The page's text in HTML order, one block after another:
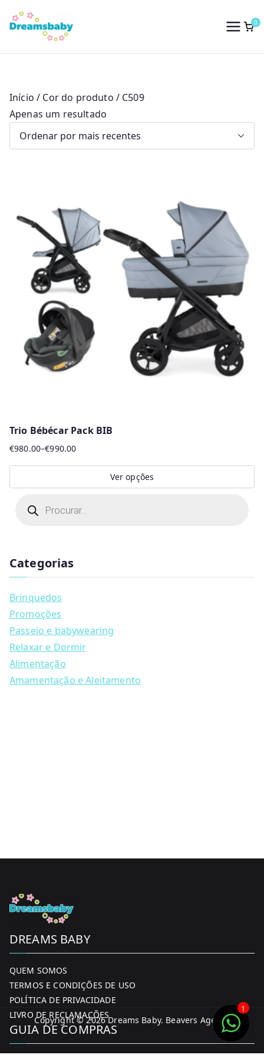
para
conteúdo
Dreams Baby
0
Início / Cor do produto / C509
Apenas um resultado
Trio Bébécar Pack BIB
€980.00–€990.00
Price
range:
€980.00
€990.00
Ver opções
product
variants.
The
options
may
be
chosen
on
the
s
s
a
r
c
h
Categorias
Brinquedos
Promoções
Passeio e babywearing
Relaxar e Dormir
Alimentação
Amamentação e Aleitamento
DREAMS BABY
QUEM SOMOS
TERMOS E CONDIÇÕES DE USO
POLÍTICA DE PRIVACIDADE
LIVRO DE RECLAMAÇÕES
GUIA DE COMPRAS
Copyright © 2026Dreams Baby. Beavers Agency
1